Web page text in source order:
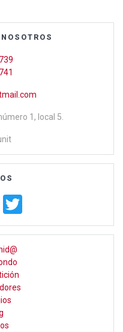
s
A
p
ar
1, local 5.
In
st
a
a
m
wi
tt